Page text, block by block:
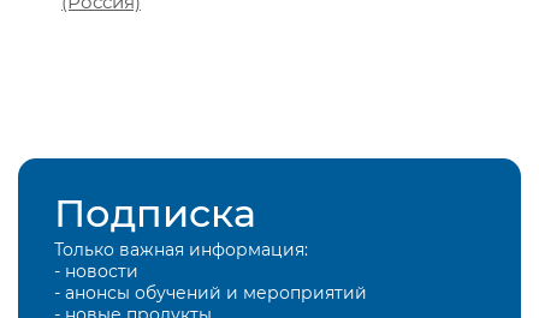
Подписка
Только важная информация:
- новости
- анонсы обучений и мероприятий